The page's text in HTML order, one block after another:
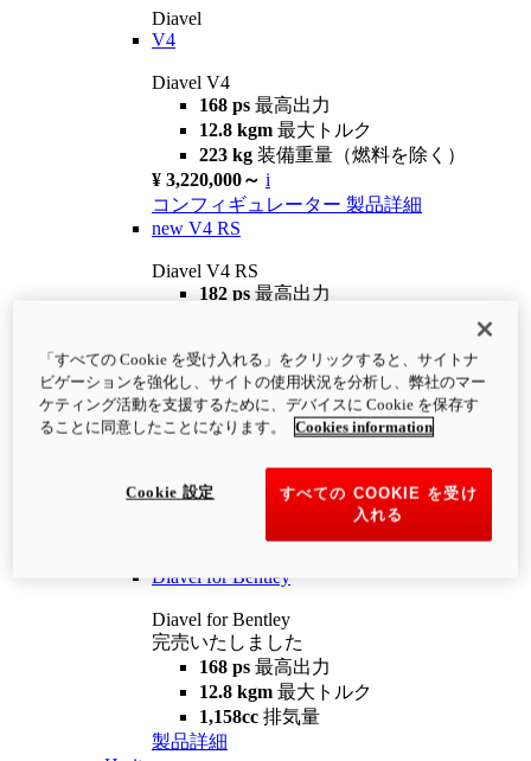
Diavel
V4
Diavel V4
168 ps 最高出力
12.8 kgm 最大トルク
223 kg 装備重量（燃料を除く）
¥ 3,220,000～ i
コンフィギュレーター 製品詳細
new V4 RS
Diavel V4 RS
182 ps 最高出力
¥4,400,000 i
コンフィギュレーター 製品詳細
newV4 RS 100
12.2 kgm
最大トルク
装備重量（燃料を除く）
Diavel for Bentley
Diavel for Bentley
完売いたしました
168 ps 最高出力
12.8 kgm 最大トルク
1,158cc 排気量
製品詳細
「すべての Cookie を受け入れる」をクリックすると、サイトナ
ビゲーションを強化し、サイトの使用状況を分析し、弊社のマー
ケティング活動を支援するために、デバイスに Cookie を保存す
ることに同意したことになります。
Cookies information
すべての COOKIE を受け
入れる
Cookie 設定